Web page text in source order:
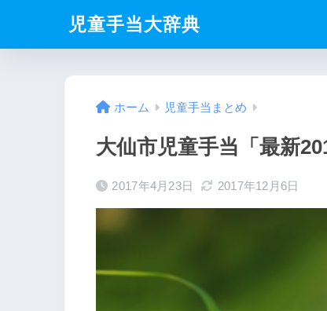
児童手当大辞典
ホーム 児童手当まとめ
大仙市児童手当「最新
2017年4月23日 2017年12月6日